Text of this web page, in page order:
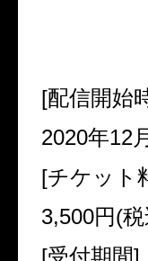
[配信開始
2020年12月
[チケット
3,500円(